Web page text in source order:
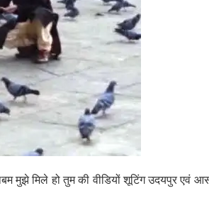
मुझे मिले हो तुम की वीडियों शूटिंग उदयपुर एवं